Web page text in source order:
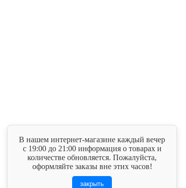
В нашем интернет-магазине каждый вечер
с 19:00 до 21:00 информация о товарах и
количестве обновляется. Пожалуйста,
оформляйте заказы вне этих часов!
закрыть